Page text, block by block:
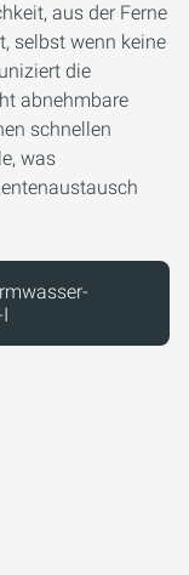
aus der Ferne
selbst wenn keine
die
abnehmbare
schnellen
was